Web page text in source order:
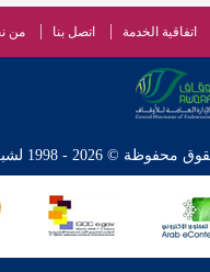
اتفاقية الخدمة اتصل بنا من
© 2026 - 1998 لشبكة إسلام ويب